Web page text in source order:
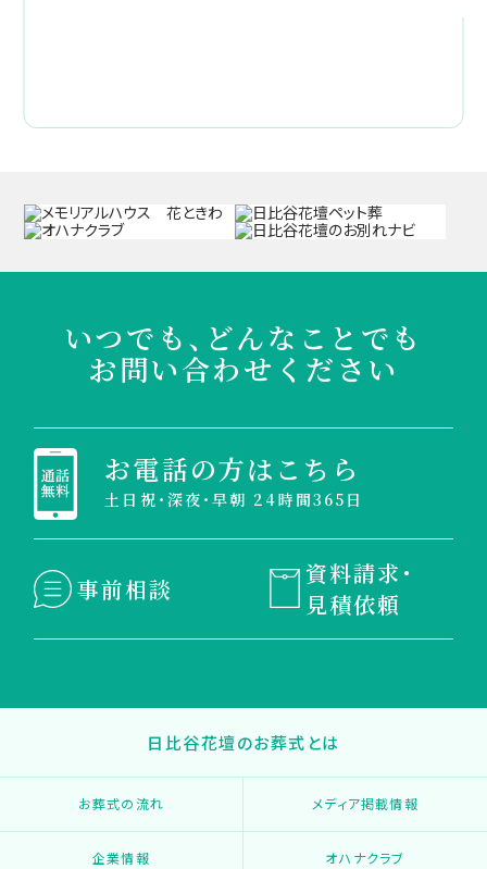
いつでも、どんなことでも
お問い合わせください
お電話の方はこちら
土日祝・深夜・早朝 24時間365日
事前相談
資料請求・
見積依頼
日比谷花壇のお葬式とは
お葬式の流れ メディア掲載情報
企業情報 オハナクラブ